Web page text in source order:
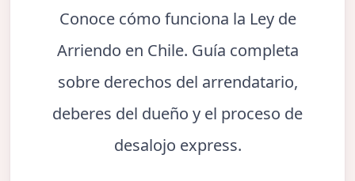
Conoce cómo funciona la Ley de
Arriendo en Chile. Guía completa
sobre derechos del arrendatario,
deberes del dueño y el proceso de
desalojo express.